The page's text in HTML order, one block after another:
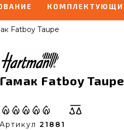
Fatboy Taupe
Гамак Fatboy
Артикул 21881